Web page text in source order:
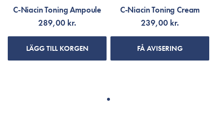
C-Niacin Toning Ampoule
289,00 kr.
LÄGG TILL KORGEN
C-Niacin Toning Cream
239,00 kr.
FÅ AVISERING